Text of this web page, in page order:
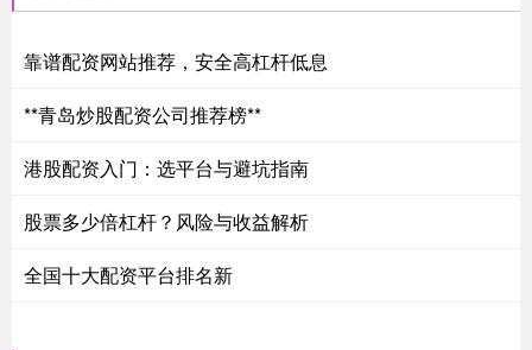
靠谱配资网站推荐，安全高杠杆低息
**青岛炒股配资公司推荐榜**
港股配资入门：选平台与避坑指南
股票多少倍杠杆？风险与收益解析
全国十大配资平台排名新